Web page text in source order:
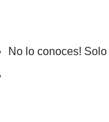
No lo conoces!